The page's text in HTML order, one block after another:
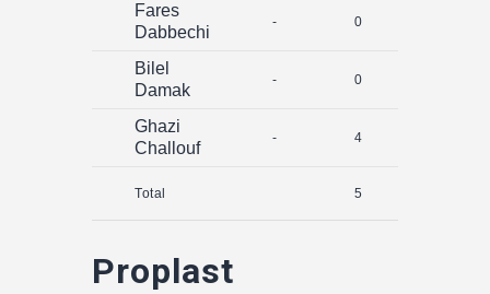
Fares
Dabbechi
- 0
Bilel
Damak
- 0
Ghazi
Challouf
- 4
Total 5
Proplast